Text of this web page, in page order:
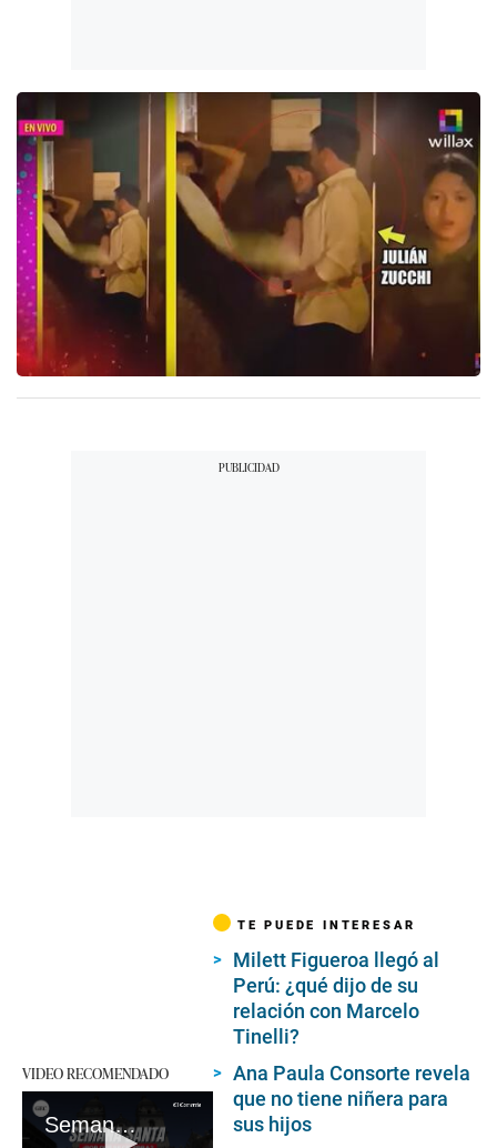
VIDEO RECOMENDADO
Semana Santa 2024 en Perú: ¿Cuándo inicia y por qué se celebra?
TE PUEDE INTERESAR
Milett Figueroa llegó al
Perú: ¿qué dijo de su
relación con Marcelo
Tinelli?
Ana Paula Consorte revela
que no tiene niñera para
sus hijos